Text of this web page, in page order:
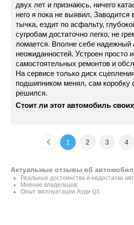
двух лет и признаюсь, ничего
него я пока не выявил. Заводится
тычка, ездит по асфальту,
сугробам достаточно легко, не
ломается. Вполне себе надежный
неожиданностей. Устроен просто
самостоятельных ремонтов и
На сервисе только диск
подшипником менял, сам коробку
решился.
Стоит ли этот автомобиль
1 2 3 4
Актуальные отзывы об
Реальные достоинства и недостатки
Мнение владельцев;
Опыт эксплуатации Ауди Q3.